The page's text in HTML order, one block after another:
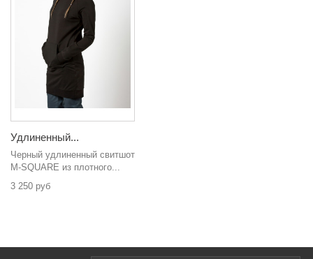
Удлиненный...
Черный удлиненный свитшот
M-SQUARE из плотного...
3 250 руб